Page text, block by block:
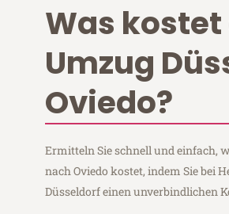
Was kostet
Umzug
Oviedo?
Ermitteln Sie schnell und einfach,
nach Oviedo kostet, indem Sie bei
Düsseldorf einen unverbindlichen